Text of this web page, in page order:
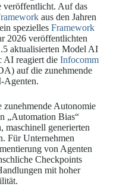
veröffentlicht. Auf das
aus den Jahren
spezielles Framework
2026 veröffentlichten
aktualisierten Model AI
AI reagiert die Infocomm
auf die zunehmende
Agenten.
zunehmende Autonomie
„Automation Bias“
maschinell generierten
Für Unternehmen
von Agenten
Checkpoints
mit hoher